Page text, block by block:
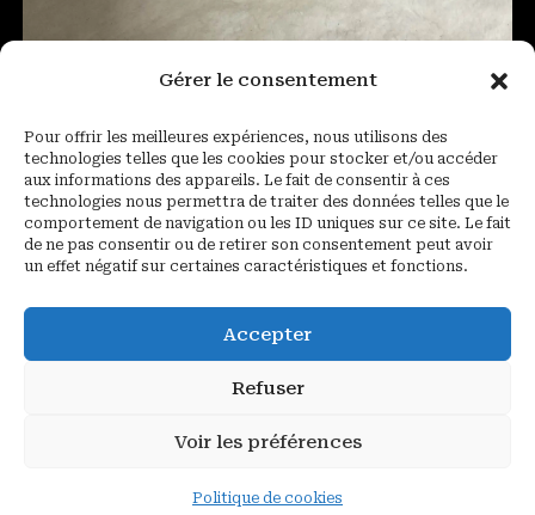
Gérer le consentement
Pour offrir les meilleures expériences, nous utilisons des
technologies telles que les cookies pour stocker et/ou accéder
aux informations des appareils. Le fait de consentir à ces
technologies nous permettra de traiter des données telles que le
comportement de navigation ou les ID uniques sur ce site. Le fait
de ne pas consentir ou de retirer son consentement peut avoir
un effet négatif sur certaines caractéristiques et fonctions.
Accepter
Refuser
Voir les préférences
Politique de cookies
Porte monnaie
120,00€
Ajouter au panier
COPYRIGHT